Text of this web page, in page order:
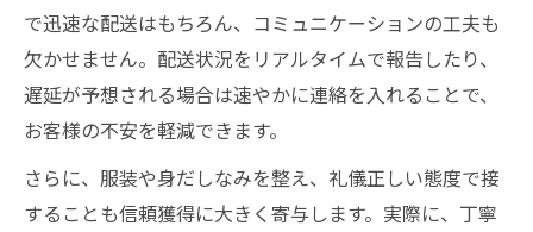
で迅速な配送はもちろん、コミュニケーションの工夫も
欠かせません。配送状況をリアルタイムで報告したり、
遅延が予想される場合は速やかに連絡を入れることで、
お客様の不安を軽減できます。
さらに、服装や身だしなみを整え、礼儀正しい態度で接
することも信頼獲得に大きく寄与します。実際に、丁寧